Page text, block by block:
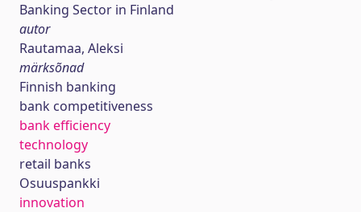
Banking Sector in Finland
autor
Rautamaa, Aleksi
märksõnad
Finnish banking
bank competitiveness
bank efficiency
technology
retail banks
Osuuspankki
innovation